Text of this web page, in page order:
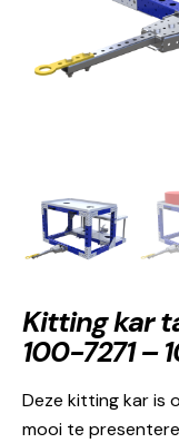
Kitting kar
100-7271 –
Deze kitting kar is
mooi te